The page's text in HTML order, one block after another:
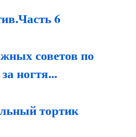
6
советов по
ногтя...
тортик